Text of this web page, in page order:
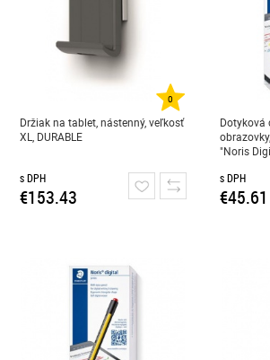
0
Držiak na tablet, nástenný, veľkosť
XL, DURABLE
s DPH
€153.43
Dotyková
"Noris
s DPH
€45.61